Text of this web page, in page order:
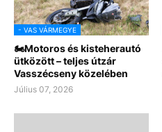
- VAS VÁRMEGYE
🏍️Motoros és kisteherautó
ütközött – teljes útzár
Vasszécseny közelében
Július 07, 2026